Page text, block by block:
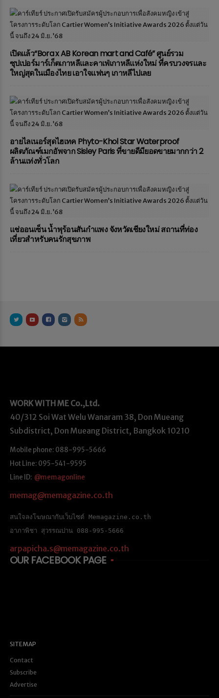
เปิดแล้ว“Bora x AB Korean mart and Café” ศูนย์รวม
ซุปเปอร์มาร์เก็ตเกาหลีและคาเฟ่เกาหลีแห่งใหม่ ที่ครบวงจรและ
ใหญ่สุดในเมืองไทย เอาใจแฟนๆ เกาหลีไปเลย
อายไลเนอร์สุดไฮเทค Phyto-Khol Star Waterproof
ผลิตภัณฑ์เมกอัพจาก Sisley Paris ที่ขายดีมียอดขายมากกว่า 2
ล้านแท่งทั่วโลก
แช่ออนเซ็น น้ำพุร้อนสันกำแพง จังหวัดเชียงใหม่ สถานที่ท่อง
เที่ยวสำหรับคนรักสุขภาพ
WORK WITH ME Co.,Ltd.
40/312 Soi Wat Welu Wanaram 38, Don Mueang
Subdistrict, Don Mueang District, Bangkok 10210
Mobile phone: 088-995-5666
Hot Line: 095-541-9595
Line ID: @memagonline
memag@memagazine.co.th
สนใจลงโฆษณากับเว็บไซต์ Memagazine.co.th
อาภาพิชา สุวรรณปาน 088-995-5666
arpapicha.s@memagazine.co.th
OUR FACEBOOK PAGE
SITEMAP
Contact
Subscribe
Advertise